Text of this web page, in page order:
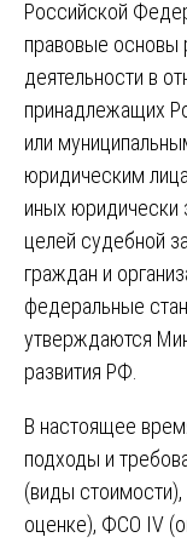
Российской
правовые основы
деятельности в
принадлежащих
или
юридическим
иных юридически
целей судебной
граждан и
федеральные
утверждаются
развития РФ.
В настоящее
подходы и
(виды
оценке), ФСО IV